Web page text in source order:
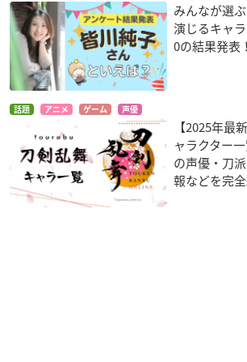
みんなが選
演じるキャ
0の結果発表
話題 アニメ ゲーム 声優
【2025年最
ャラクター
の声優・刀
報などを完